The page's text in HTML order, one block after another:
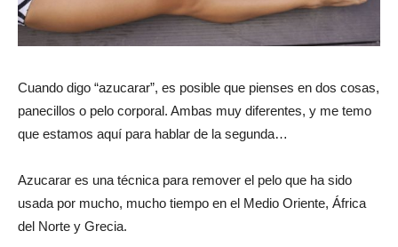
Cuando digo “azucarar”, es posible que pienses en dos cosas,
panecillos o pelo corporal. Ambas muy diferentes, y me temo
que estamos aquí para hablar de la segunda…
Azucarar es una técnica para remover el pelo que ha sido
usada por mucho, mucho tiempo en el Medio Oriente, África
del Norte y Grecia.